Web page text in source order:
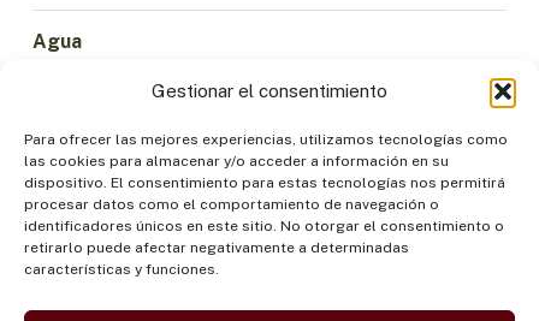
Gestionar el consentimiento
Para ofrecer las mejores experiencias, utilizamos tecnologías como
las cookies para almacenar y/o acceder a información en su
dispositivo. El consentimiento para estas tecnologías nos permitirá
procesar datos como el comportamiento de navegación o
identificadores únicos en este sitio. No otorgar el consentimiento o
retirarlo puede afectar negativamente a determinadas
características y funciones.
Agua
Economía Sostenible
Bosques y Biodiversidad
Institucionalidad
Participación
Pueblos Indígenas